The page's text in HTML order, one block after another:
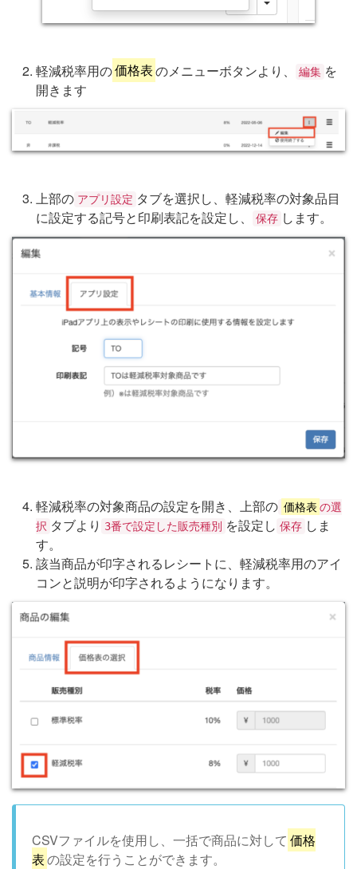
軽減税率用の価格表のメニューボタンより、 編集 を
開きます
上部の アプリ設定 タブを選択し、軽減税率の対象品目
に設定する記号と印刷表記を設定し、
保存 します。
軽減税率の対象商品の設定を開き、上部の 価格表の選
択 タブより 3番で設定した販売種別 を設定し 保存 しま
す。
該当商品が印字されるレシートに、軽減税率用のアイ
コンと説明が印字されるようになります。
CSVファイルを使用し、一括で商品に対して 価格
表の設定を行うことができます。